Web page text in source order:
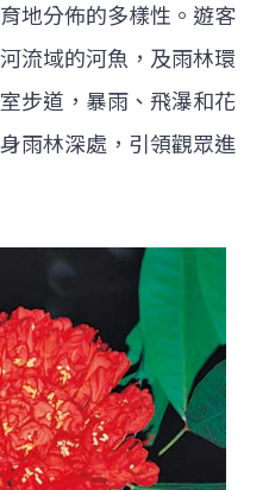
地分佈的多樣性。遊客
流域的河魚，及雨林環
步道，暴雨、飛瀑和花
雨林深處，引領觀眾進